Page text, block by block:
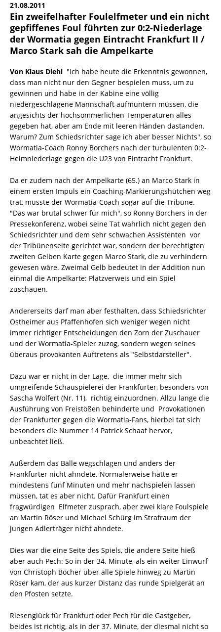
21.08.2011
Ein zweifelhafter Foulelfmeter und ein nicht
gepfiffenes Foul führten zur 0:2-Niederlage
der Wormatia gegen Eintracht Frankfurt II /
Marco Stark sah die Ampelkarte
Von Klaus Diehl "Ich habe heute die Erkenntnis gewonnen,
dass man nicht nur den Gegner bespielen muss, um zu
gewinnen und habe in der Kabine eine völlig
niedergeschlagene Mannschaft aufmuntern müssen, die
angesichts der hochsommerlichen Temperaturen alles
gegeben hat, aber am Ende mit leeren Händen dastanden.
Warum? Zum Schiedsrichter sage ich aber besser Nichts", so
Wormatia-Coach Ronny Borchers nach der turbulenten 0:2-
Heimniederlage gegen die U23 von Eintracht Frankfurt.
Da er zudem nach der Ampelkarte (65.) an Marco Stark in
einem ersten Impuls ein Coaching-Markierungshütchen weg
trat, musste der Wormatia-Coach sogar auf die Tribüne.
"Das war brutal schwer für mich", so Ronny Borchers in der
Pressekonferenz, wobei seine Tat wahrlich nicht gegen den
Schiedsrichter und dem sehr schwachen Assistenten vor
der Tribünenseite gerichtet war, sondern der berechtigten
zweiten Gelben Karte gegen Marco Stark, die zu verhindern
gewesen wäre. Zweimal Gelb bedeutet in der Addition nun
einmal die Ampelkarte: Platzverweis und ein Spiel
zuschauen.
Andererseits darf man aber festhalten, dass Schiedsrichter
Ostheimer aus Pfaffenhofen sich weniger wegen nicht
immer richtiger Entscheidungen den Zorn der Zuschauer
und der Wormatia-Spieler zuzog, sondern wegen seines
überaus provokanten Auftretens als "Selbstdarsteller".
Dazu war er nicht in der Lage, die immer mehr sich
umgreifende Schauspielerei der Frankfurter, besonders von
Sascha Wolfert (Nr. 11), richtig einzuordnen. Allzu lange die
Ausführung von Freistößen behinderte und Provokationen
der Frankfurter gegen die Wormatia-Fans, hierbei tat sich
besonders die Nummer 14 Patrick Schaaf hervor,
unbeachtet ließ.
Außerdem das Bälle wegschlagen und anders der
Frankfurter nicht ahndete. Normalerweise hätte er
mindestens fünf Minuten und mehr nachspielen lassen
müssen, tat es aber nicht. Dafür Frankfurt einen
fragwürdigen Elfmeter zusprach, aber zwei klare Foulspiele
an Martin Röser und Michael Schürg im Strafraum der
jungen Adlerträger nicht ahndete.
Dies war die eine Seite des Spiels, die andere Seite hieß
aber auch Pech: So in der 34. Minute, als ein weiter Einwurf
von Christoph Böcher über alle Spiele hinweg zu Martin
Röser kam, der aus kurzer Distanz das runde Spielgerät an
den Pfosten setzte.
Riesenglück für Frankfurt oder Pech für die Gastgeber,
beides ist richtig, als in der 37. Minute, der diesmal nicht so